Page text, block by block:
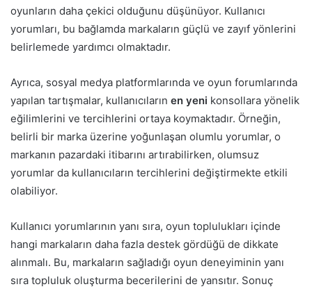
oyunların daha çekici olduğunu düşünüyor. Kullanıcı
yorumları, bu bağlamda markaların güçlü ve zayıf yönlerini
belirlemede yardımcı olmaktadır.
Ayrıca, sosyal medya platformlarında ve oyun forumlarında
yapılan tartışmalar, kullanıcıların en yeni konsollara yönelik
eğilimlerini ve tercihlerini ortaya koymaktadır. Örneğin,
belirli bir marka üzerine yoğunlaşan olumlu yorumlar, o
markanın pazardaki itibarını artırabilirken, olumsuz
yorumlar da kullanıcıların tercihlerini değiştirmekte etkili
olabiliyor.
Kullanıcı yorumlarının yanı sıra, oyun toplulukları içinde
hangi markaların daha fazla destek gördüğü de dikkate
alınmalı. Bu, markaların sağladığı oyun deneyiminin yanı
sıra topluluk oluşturma becerilerini de yansıtır. Sonuç